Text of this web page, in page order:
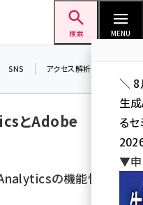
検索 MENU
SNS アクセス解析／データ分析
とAdobe
の機能性を比
＼ 8
生
る
▼申